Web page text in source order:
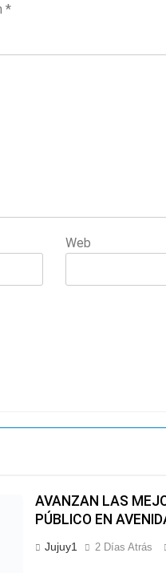
*
Web
AVANZAN LAS
PÚBLICO EN
Jujuy1 2 Días Atrás